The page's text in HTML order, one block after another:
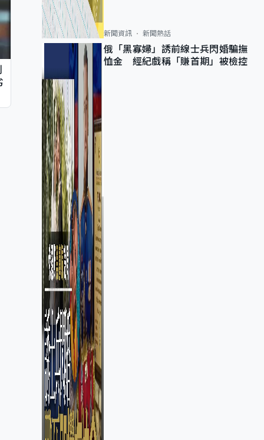
新聞資訊 新聞熱話
俄「黑寡婦」誘前線士兵閃婚騙撫
恤金 經紀戲稱「賺首期」被檢控